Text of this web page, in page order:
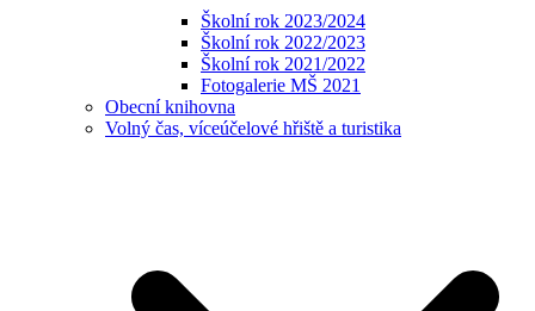
Školní rok 2023/2024
Školní rok 2022/2023
Školní rok 2021/2022
Fotogalerie MŠ 2021
Obecní knihovna
Volný čas, víceúčelové hřiště a turistika